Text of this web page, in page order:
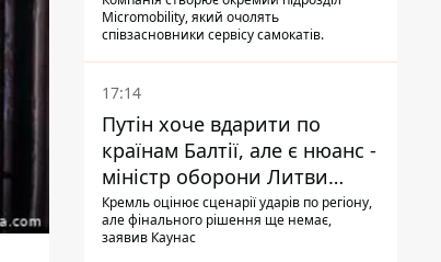
Micromobility, який очолять
співзасновники сервісу самокатів.
17:14
Путін хоче вдарити по
країнам Балтії, але є нюанс -
міністр оборони Литви
зробив заяву
Кремль оцінює сценарії ударів по регіону,
але фінального рішення ще немає,
заявив Каунас